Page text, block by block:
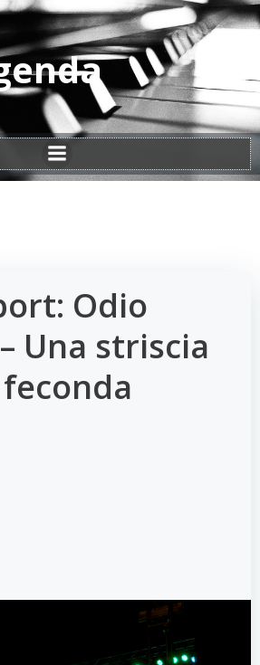
Vai
al
contenuto
Odio
Una striscia